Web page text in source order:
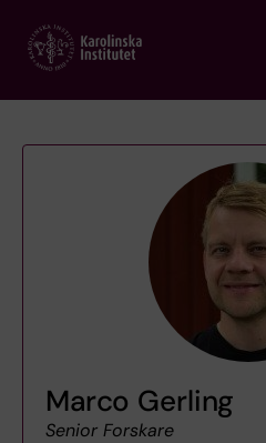
main
Marco Gerling
Senior Forskare